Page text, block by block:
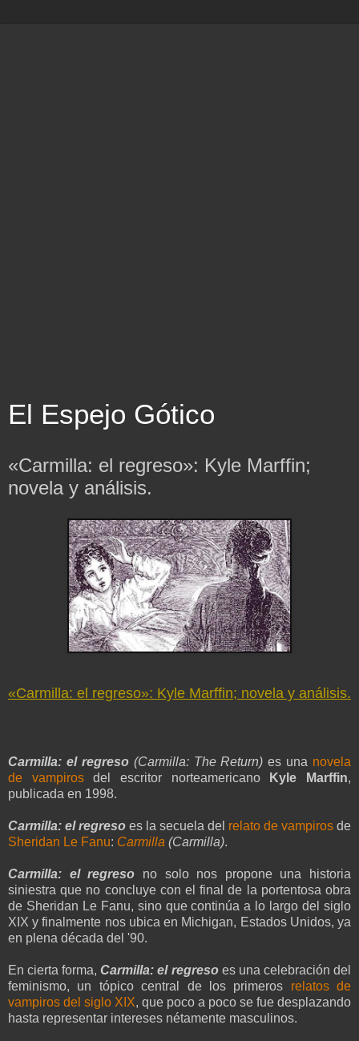
El Espejo Gótico
«Carmilla: el regreso»: Kyle Marffin;
novela y análisis.
«Carmilla: el regreso»: Kyle Marffin; novela y análisis.
Carmilla: el regreso(Carmilla: The Return) es una novela
de vampirosdel escritor norteamericano Kyle Marffin,
publicada en 1998.
Carmilla: el regreso es la secuela del relato de vampiros de
Sheridan Le Fanu: Carmilla (Carmilla).
Carmilla: el regreso no solo nos propone una historia
siniestra que no concluye con el final de la portentosa obra
de Sheridan Le Fanu, sino que continúa a lo largo del siglo
XIX y finalmente nos ubica en Michigan, Estados Unidos, ya
en plena década del '90.
En cierta forma,Carmilla: el regresoes una celebración del
feminismo, un tópico central de los primeros relatos de
vampiros del siglo XIX, que poco a poco se fue desplazando
hasta representar intereses nétamente masculinos.